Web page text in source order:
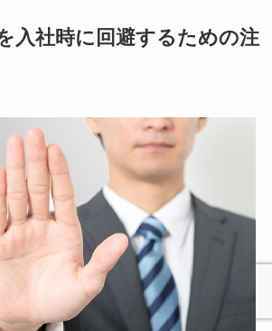
入社時に回避するための注